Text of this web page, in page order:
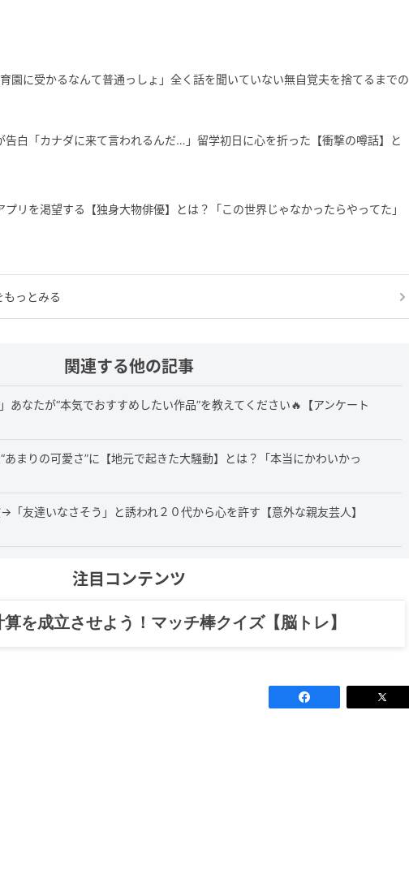
園に受かるなんて普通っしょ」全く話を聞いていない無自覚夫を捨てるまでの
告白「カナダに来て言われるんだ…」留学初日に心を折った【衝撃の噂話】と
プリを渇望する【独身大物俳優】とは？「この世界じゃなかったらやってた」
もっとみる
関連する他の記事
あなたが“本気でおすすめしたい作品”を教えてください🔥【アンケート
あまりの可愛さ”に【地元で起きた大騒動】とは？「本当にかわいかっ
「友達いなさそう」と誘われ２０代から心を許す【意外な親友芸人】
注目コンテンツ
育て、旅行記……全部、読めます。